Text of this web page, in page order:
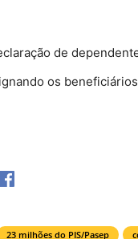
de
os
23 milhões do PIS/Pasep